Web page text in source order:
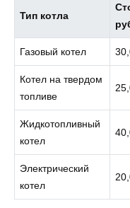
Тип котла
Газовый котел
Котел на твердом
топливе
Жидкотопливный
котел
Электрический
котел